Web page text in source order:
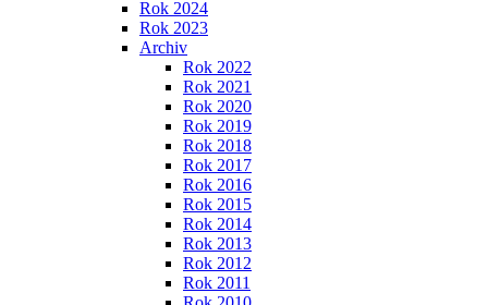
Rok 2024
Rok 2023
Archiv
Rok 2022
Rok 2021
Rok 2020
Rok 2019
Rok 2018
Rok 2017
Rok 2016
Rok 2015
Rok 2014
Rok 2013
Rok 2012
Rok 2011